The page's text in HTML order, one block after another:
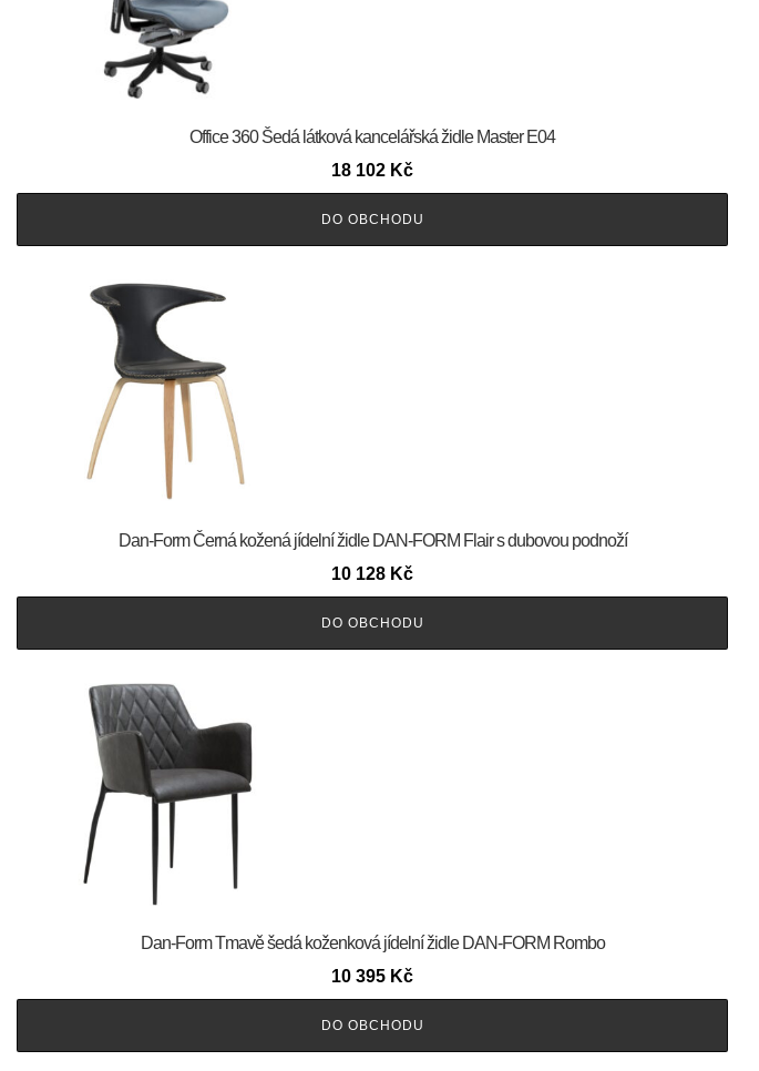
Office 360 Šedá látková kancelářská židle Master E04
18 102 Kč
DO OBCHODU
​​​​​Dan-Form Černá kožená jídelní židle DAN-FORM Flair s dubovou podnoží
10 128 Kč
DO OBCHODU
​​​​​Dan-Form Tmavě šedá koženková jídelní židle DAN-FORM Rombo
10 395 Kč
DO OBCHODU